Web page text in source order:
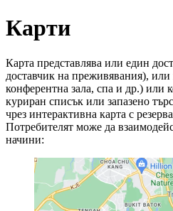
Карти
Карта представлява или един
доставчик на преживявания), или
конферентна зала, спа и др.) или
куриран списък или запазено
чрез интерактивна карта с
Потребителят може да
начини: